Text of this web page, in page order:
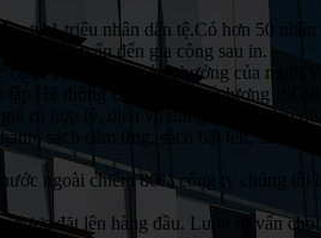
1 triệu nhân dân tệ.Có hơn 50
thiết kế, in ấn đến gia công sau in.
tranh và tầm ảnh hưởng của
Hệ thống Đảm bảo Chất lượng
cả hợp lý, dịch vụ đúng giờ và hiệu
sách cảm ứng, sách bật lên, sách
ngoài chiếm 80% công ty chúng
đặt lên hàng đầu. Luôn tư vấn